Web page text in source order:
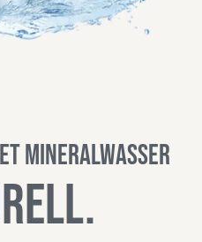
Mineralwasser
rell.